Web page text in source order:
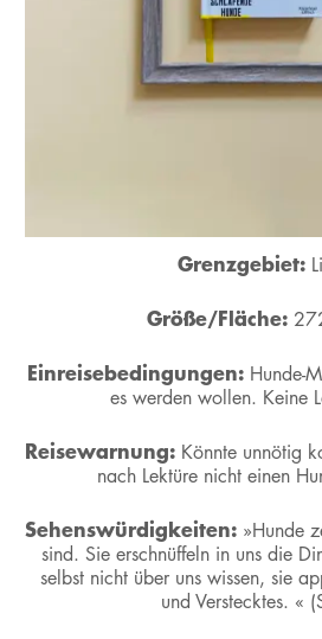
Grenzgebiet:
Größe/Fläche:
Einreisebedingungen: Hunde-
es werden wollen. Keine
Reisewarnung: Könnte unnötig
nach Lektüre nicht einen
Sehenswürdigkeiten: »Hunde
sind. Sie erschnüffeln in uns die
selbst nicht über uns wissen, sie
und Verstecktes. «